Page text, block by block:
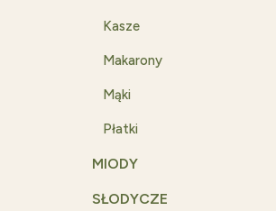
Kasze
Makarony
Mąki
Płatki
MIODY
SŁODYCZE